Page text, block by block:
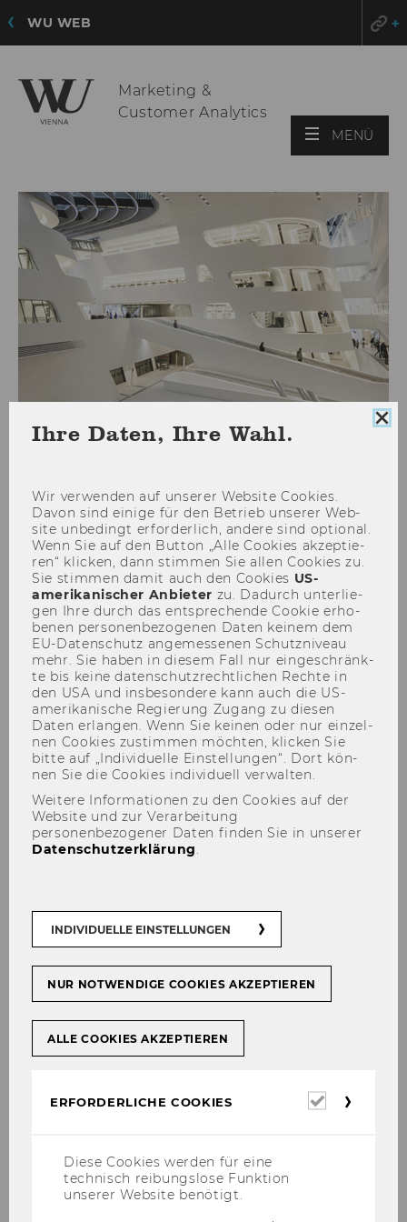
WU WEB
Marketing &
Customer Analytics
MENÜ
Probability Models for
Customer-Base Analysis
WU Vienna University of
Economics and Business
May 17-18, 2017
Instructors: Peter Fader &
Bruce Hardie
AGENDA
The work­shop will take place in the pre­
mi­ses of WU's Exe­cu­ti­ve Aca­de­my.
Day 1 | Wednesday May 17
Welcome Breakfast
Location Library Cafe
Time 09:00 - 10:30
Ihre Daten, Ihre Wahl.
Wir ver­wen­den auf un­se­rer Web­site Coo­kies.
Davon sind ei­ni­ge für den Be­trieb un­se­rer Web­
site un­be­dingt er­for­der­lich, an­de­re sind op­tio­nal.
Wenn Sie auf den But­ton „Alle Coo­kies ak­zep­tie­
ren“ kli­cken, dann stim­men Sie allen Coo­kies zu.
Sie stim­men damit auch den Coo­kies US-​
amerikanischer An­bie­ter zu. Da­durch un­ter­lie­
gen Ihre durch das ent­spre­chen­de Coo­kie er­ho­
be­nen per­so­nen­be­zo­ge­nen Daten kei­nem dem
EU-​Datenschutz an­ge­mes­se­nen Schutz­ni­veau
mehr. Sie haben in die­sem Fall nur ein­ge­schränk­
te bis keine da­ten­schutz­recht­li­chen Rech­te in
den USA und ins­be­son­de­re kann auch die US-​
amerikanische Re­gie­rung Zu­gang zu die­sen
Daten er­lan­gen. Wenn Sie kei­nen oder nur ein­zel­
nen Coo­kies zu­stim­men möch­ten, kli­cken Sie
bitte auf „In­di­vi­du­el­le Ein­stel­lun­gen“. Dort kön­
nen Sie die Coo­kies in­di­vi­du­ell ver­wal­ten.
Weitere Informationen zu den Cookies auf der
Website und zur Verarbeitung
personenbezogener Daten finden Sie in unserer
Datenschutzerklärung
INDIVIDUELLE EINSTELLUNGEN
NUR NOTWENDIGE COOKIES AKZEPTIEREN
ALLE COOKIES AKZEPTIEREN
ERFORDERLICHE COOKIES
Diese Cookies werden für eine
technisch reibungslose Funktion
unserer Website benötigt.